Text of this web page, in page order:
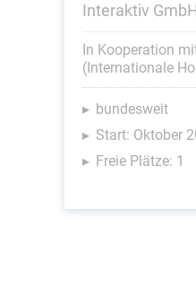
Interaktiv
In Kooperation
(Internationale
bundesweit
Start: Oktober
Freie Plätze: 1